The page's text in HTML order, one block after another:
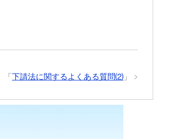
「 下請法に関するよくある質問⑵ 」